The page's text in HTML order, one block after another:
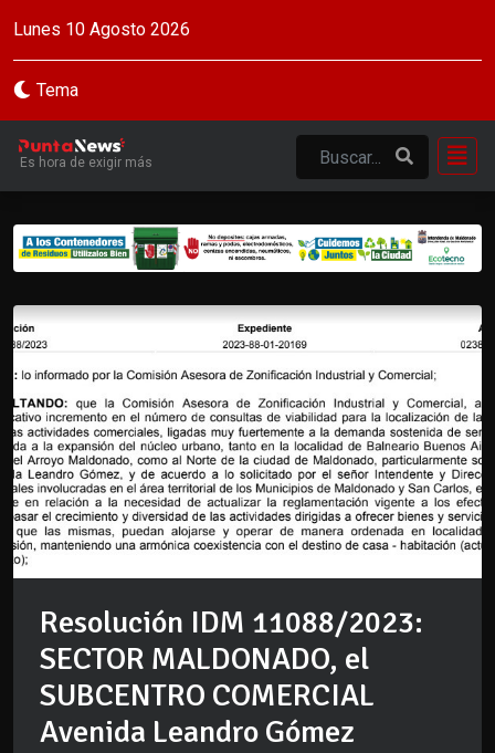
Lunes 10 Agosto 2026
Tema
Es hora de exigir más
Resolución IDM 11088/2023:
SECTOR MALDONADO, el
SUBCENTRO COMERCIAL
Avenida Leandro Gómez